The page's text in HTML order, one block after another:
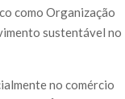
como Organização
sustentável no
no comércio